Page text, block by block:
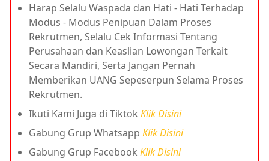
Harap Selalu Waspada dan Hati - Hati Terhadap
Modus - Modus Penipuan Dalam Proses
Rekrutmen, Selalu Cek Informasi Tentang
Perusahaan dan Keaslian Lowongan Terkait
Secara Mandiri, Serta Jangan Pernah
Memberikan UANG Sepeserpun Selama Proses
Rekrutmen.
Ikuti Kami Juga di Tiktok Klik Disini
Gabung Grup Whatsapp Klik Disini
Gabung Grup Facebook Klik Disini